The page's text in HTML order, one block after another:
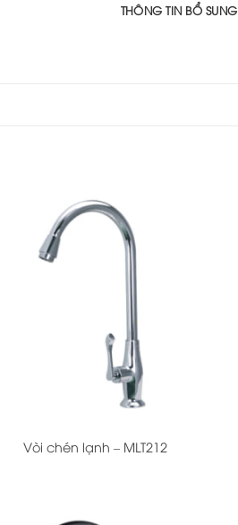
THÔNG TIN BỔ SUNG
Vòi chén lạnh – MLT212